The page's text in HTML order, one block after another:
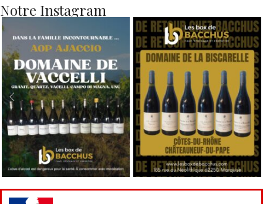
Notre Instagram